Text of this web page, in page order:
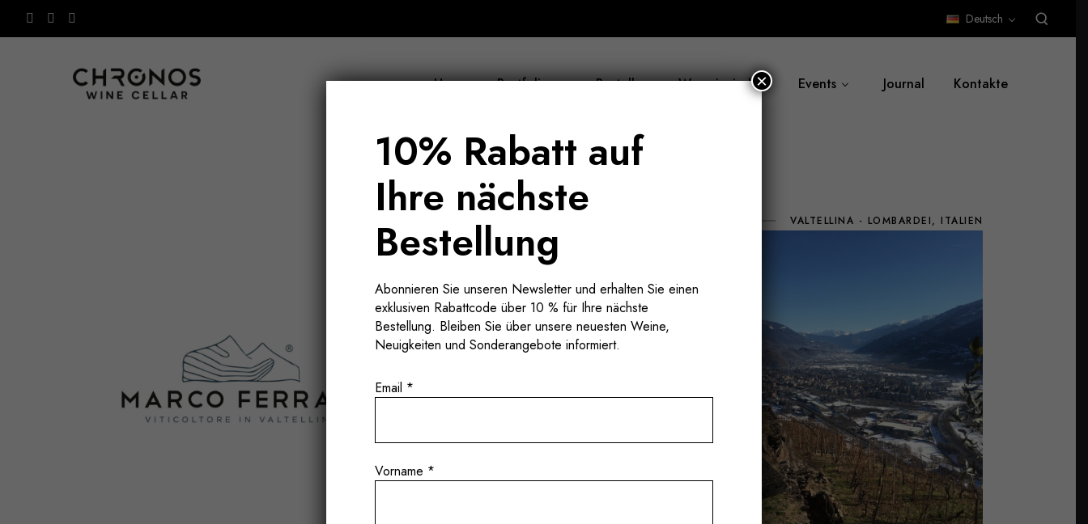
Deutsch
Home Portfolio Bestellen Wer wir sind Events Journal Kontakte
VALTELLINA - LOMBARDEI, ITALIEN
10% Rabatt auf
Ihre nächste
Bestellung
Abonnieren Sie unseren Newsletter und erhalten Sie einen
exklusiven Rabattcode über 10 % für Ihre nächste
Bestellung. Bleiben Sie über unsere neuesten Weine,
Neuigkeiten und Sonderangebote informiert.
Email *
Vorname *
×